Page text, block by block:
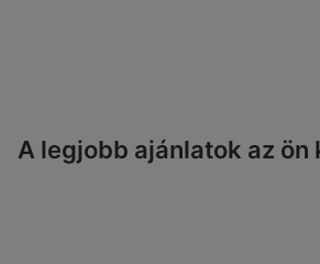
A legjobb ajánlatok az ön